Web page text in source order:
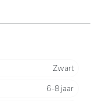
Zwart
6-8 jaar